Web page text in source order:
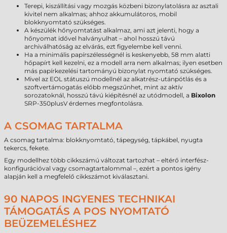
Terepi, kiszállítási vagy mozgás közbeni bizonylatolásra az asztali
kivitel nem alkalmas; ahhoz akkumulátoros, mobil
blokknyomtató szükséges.
A készülék hőnyomtatást alkalmaz, ami azt jelenti, hogy a
hőnyomat idővel halványulhat – ahol hosszú távú
archiválhatóság az elvárás, ezt figyelembe kell venni.
Ha a minimális papírszélességnél is keskenyebb, 58 mm alatti
hőpapírt kell kezelni, ez a modell arra nem alkalmas; ilyen esetben
más papírkezelési tartományú bizonylat nyomtató szükséges.
Mivel az EOL státuszú modellnél az alkatrész-utánpótlás és a
szoftvertámogatás előbb megszűnhet, mint az aktív
sorozatoknál, hosszú távú kiépítésnél az utódmodell, a Bixolon
SRP-350plusV érdemes megfontolásra.
A CSOMAG TARTALMA
A csomag tartalma: blokknyomtató, tápegység, tápkábel, nyugta
tekercs, fekete.
Egy modellhez több cikkszámú változat tartozhat – eltérő interfész-
konfigurációval vagy csomagtartalommal –, ezért a pontos igény
alapján kell a megfelelő cikkszámot kiválasztani.
90 NAPOS INGYENES TECHNIKAI
TÁMOGATÁS A POS NYOMTATÓ
BEÜZEMELÉSHEZ